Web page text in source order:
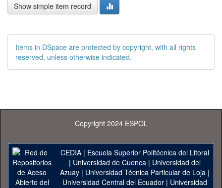
Show simple item record
Items in DSpace are protected by copyright, with all rights
reserved, unless otherwise indicated.
Copyright 2024 ESPOL
CEDIA| Escuela Superior Politécnica del Litoral
| Universidad de Cuenca| Universidad del
Azuay| Universidad Técnica Particular de Loja|
Universidad Central del Ecuador| Universidad